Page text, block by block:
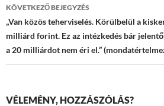
KÖVETKEZŐ BEJEGYZÉS
„Van közös teherviselés. Körülbelül a
milliárd forint. Ez az intézkedés bár
a 20 milliárdot nem éri el.”
VÉLEMÉNY, HOZZÁSZÓLÁS?